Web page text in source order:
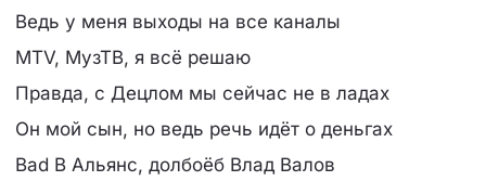
Ведь у меня выходы на все каналы
MTV, МузТВ, я всё решаю
Правда, с Децлом мы сейчас не в ладах
Он мой сын, но ведь речь идёт о деньгах
Bad B Альянс, долбоёб Влад Валов